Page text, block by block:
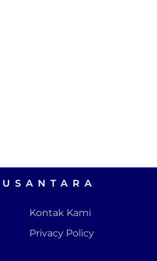
Kontak Kami
Privacy Policy